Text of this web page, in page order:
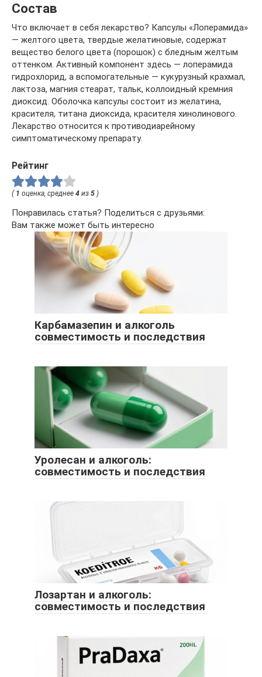
Состав
Что включает в себя лекарство? Капсулы «Лоперамида»
— желтого цвета, твердые желатиновые, содержат
вещество белого цвета (порошок) с бледным желтым
оттенком. Активный компонент здесь — лоперамида
гидрохлорид, а вспомогательные — кукурузный крахмал,
лактоза, магния стеарат, тальк, коллоидный кремния
диоксид. Оболочка капсулы состоит из желатина,
красителя, титана диоксида, красителя хинолинового.
Лекарство относится к противодиарейному
симптоматическому препарату.
Рейтинг
( 1 оценка, среднее 4 из 5 )
Понравилась статья? Поделиться с друзьями:
Вам также может быть интересно
Карбамазепин и алкоголь
совместимость и последствия
Уролесан и алкоголь:
совместимость и последствия
Лозартан и алкоголь:
совместимость и последствия